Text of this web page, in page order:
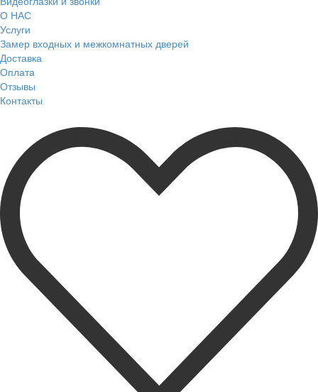
О НАС
Услуги
Замер входных и межкомнатных дверей
Доставка
Оплата
Отзывы
Контакты